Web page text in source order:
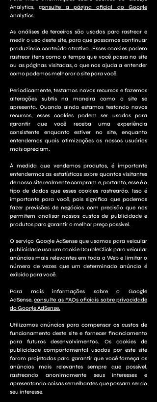
Analytics, consulte a página oficial do Google
Analytics.
As análises de terceiros são usadas para rastrear e
medir o uso deste site, para que possamos continuar
produzindo conteúdo atrativo. Esses cookies podem
rastrear itens como o tempo que você passa no site
ou as páginas visitadas, o que nos ajuda a entender
como podemos melhorar o site para você.
Periodicamente, testamos novos recursos e fazemos
alterações subtis na maneira como o site se
apresenta. Quando ainda estamos testando novos
recursos, esses cookies podem ser usados ​​para
garantir que você receba uma experiência
consistente enquanto estiver no site, enquanto
entendemos quais otimizações os nossos usuários
mais apreciam.
À medida que vendemos produtos, é importante
entendermos as estatísticas sobre quantos visitantes
de nosso site realmente compram e, portanto, esse é o
tipo de dados que esses cookies rastrearão. Isso é
importante para você, pois significa que podemos
fazer previsões de negócios com precisão que nos
permitem analisar nossos custos de publicidade e
produtos para garantir o melhor preço possível.
O serviço Google AdSense que usamos para veicular
publicidade usa um cookie DoubleClick para veicular
anúncios mais relevantes em toda a Web e limitar o
número de vezes que um determinado anúncio é
exibido para você.
Para mais informações sobre o Google
AdSense,consulte as FAQs oficiais sobre privacidade
do Google AdSense.
Utilizamos anúncios para compensar os custos de
funcionamento deste site e fornecer financiamento
para futuros desenvolvimentos. Os cookies de
publicidade comportamental usados ​​por este site
foram projetados para garantir que você forneça os
anúncios mais relevantes sempre que possível,
rastreando anonimamente seus interesses e
apresentando coisas semelhantes que possam ser do
seu interesse.